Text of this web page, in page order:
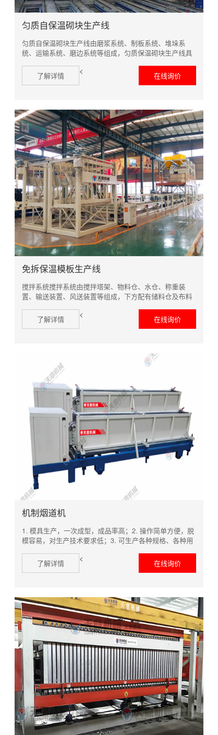
匀质自保温砌块生产线
匀质自保温砌块生产线由磨浆系统、制板系统、堆垛系
统、运输系统、磨边系统等组成，匀质保温砌块生产线具
就是指通过原材料自身或复合其它现有保温材料生产而成
了解详情 < 在线询价
免拆保温模板生产线
搅拌系统搅拌系统由搅拌塔架、物料仓、水仓、称重装
置、输送装置、风送装置等组成，下方配有储料仓及布料
料器完成料浆在挤塑板材上的摊铺。刮平装置刮平装置采
用优质国标板材制作，安装在成型输送线上方，...
了解详情 < 在线询价
机制烟道机
1. 模具生产，一次成型，成品率高；2. 操作简单方便，脱
模容易，对生产技术要求低；3. 可生产各种规格、各种用
了解详情
< 在线询价